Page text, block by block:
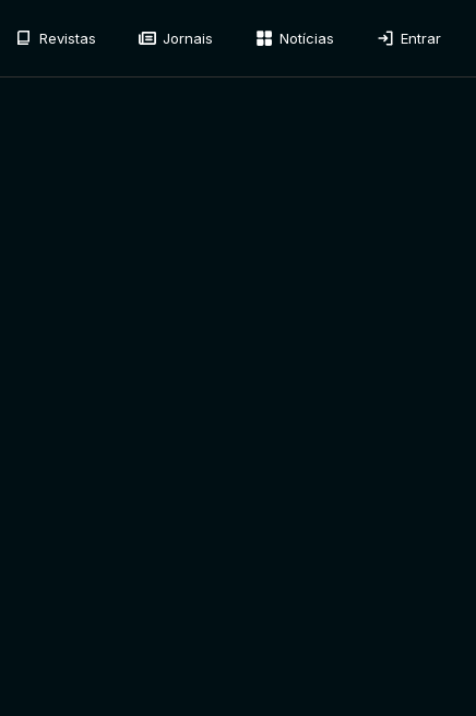
Revistas Jornais Notícias Entrar